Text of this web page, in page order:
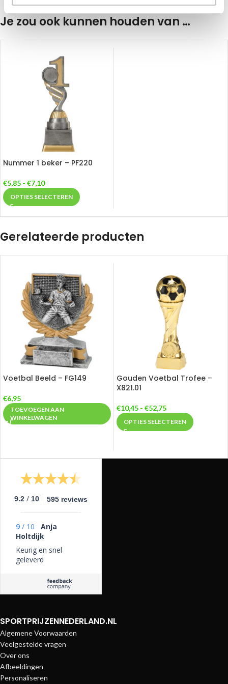
Je zou ook kunnen houden van …
Nummer 1 beker – PF220
€5,85 - €7,10
OPTIES SELECTEREN
Gerelateerde producten
Voetbal Beeld – FG149
€6,95
TOEVOEGEN AAN
WINKELWAGEN
Gouden Voetbal Trofee –
X821.01
€10,45 - €52,75
OPTIES SELECTEREN
9.2 / 10 595 reviews
9 / 10
Anja
Holtdijk
Keurig en snel
geleverd
SPORTPRIJZENNEDERLAND.NL
Algemene Voorwaarden
Veelgestelde vragen
Over ons
Afbeeldingen
Personaliseren